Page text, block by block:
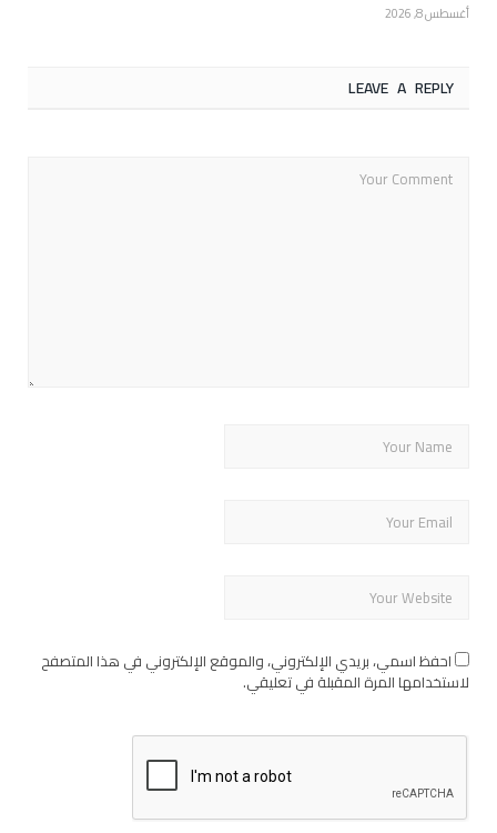
أغسطس 8, 2026
LEAVE A REPLY
احفظ اسمي، بريدي الإلكتروني، والموقع الإلكتروني في هذا المتصفح
لاستخدامها المرة المقبلة في تعليقي.